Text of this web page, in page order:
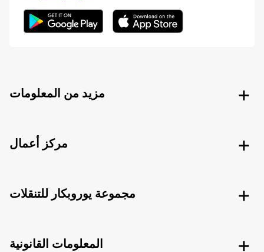
مزيد من المعلومات
مركز أعمال
مجموعة يوروبكار للتنقلات
المعلومات القانونية